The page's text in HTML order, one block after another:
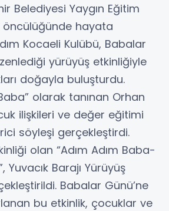
Belediyesi Yaygın Eğitim
öncülüğünde hayata
Kocaeli Kulübü, Babalar
yürüyüş etkinliğiyle
doğayla buluşturdu.
olarak tanınan Orhan
ilişkileri ve değer eğitimi
söyleşi gerçekleştirdi.
olan “Adım Adım Baba-
Yuvacık Barajı Yürüyüş
Babalar Günü’ne
bu etkinlik, çocuklar ve